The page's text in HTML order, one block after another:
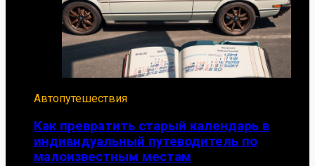
Автопутешествия
Как превратить старый календарь в
индивидуальный путеводитель по
малоизвестным местам